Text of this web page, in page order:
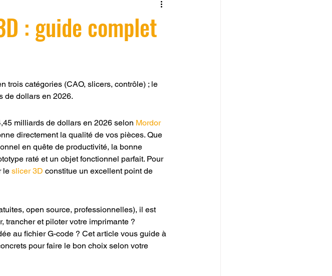
: guide complet
trois catégories (CAO, slicers, contrôle) ; le
de dollars en 2026.
milliards de dollars en 2026 selon Mordor
directement la qualité de vos pièces. Que
en quête de productivité, la bonne
raté et un objet fonctionnel parfait. Pour
le slicer 3D constitue un excellent point de
open source, professionnelles), il est
trancher et piloter votre imprimante ?
au fichier G-code ? Cet article vous guide à
pour faire le bon choix selon votre